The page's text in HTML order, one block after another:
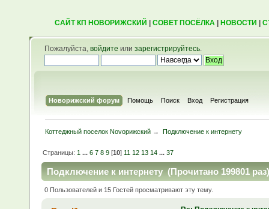
САЙТ КП НОВОРИЖСКИЙ СОВЕТ ПОСЁЛКА| НОВОСТИ
Пожалуйста, войдите или зарегистрируйтесь.
Новорижский форум Помощь Поиск Вход Регистрация
Коттеджный поселок Novoрижский → Подключение к интернету
Страницы:1 ...6 7 8 9 [10]11 12 13 14 ...37
Подключение к интернету (Прочитано 199801 раз)
0 Пользователей и 15 Гостей просматривают эту тему.